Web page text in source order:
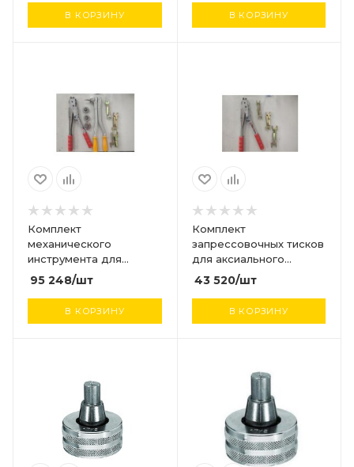
В КОРЗИНУ В КОРЗИНУ
Комплект
механического
инструмента для
аксильной системы в
комплекте
95 248/шт
В КОРЗИНУ
Комплект
запрессовочных тисков
для аксиального
инструмента ( D
16,20,25)
43 520/шт
В КОРЗИНУ